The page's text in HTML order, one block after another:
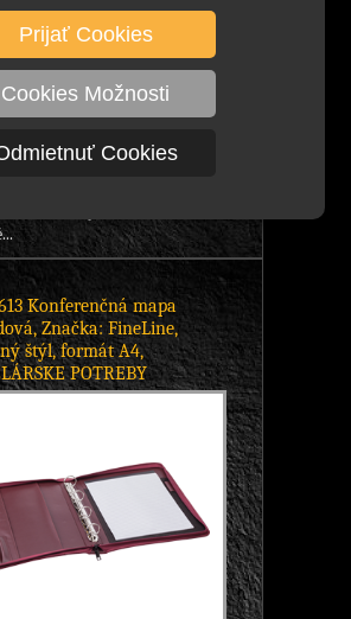
Prijať Cookies
Cookies Možnosti
Cookies
bez DPH
s DPH
A5 so zipsom, značka: Smile, -
Konferenčná mapa
Značka: FineLine,
štýl, formát A4,
POTREBY